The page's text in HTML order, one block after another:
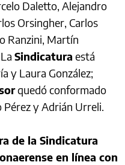
Daletto, Alejandro
Orsingher, Carlos
Ranzini, Martín
Sindicatura está
y Laura González;
quedó conformado
Pérez y Adrián Urreli.
de la Sindicatura
en línea con